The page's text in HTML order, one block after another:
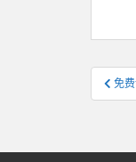
文
章
航
免